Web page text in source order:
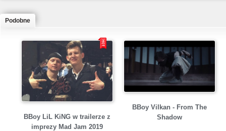
Podobne
BBoy LiL KiNG w trailerze z
imprezy Mad Jam 2019
BBoy Vilkan - From The
Shadow